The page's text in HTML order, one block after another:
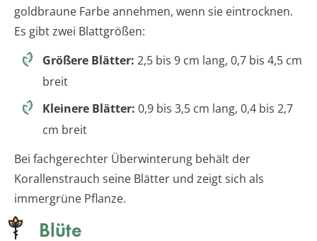
goldbraune Farbe annehmen, wenn sie eintrocknen.
Es gibt zwei Blattgrößen:
Größere Blätter: 2,5 bis 9 cm lang, 0,7 bis 4,5 cm
breit
Kleinere Blätter: 0,9 bis 3,5 cm lang, 0,4 bis 2,7
cm breit
Bei fachgerechter Überwinterung behält der
Korallenstrauch seine Blätter und zeigt sich als
immergrüne Pflanze.
Blüte